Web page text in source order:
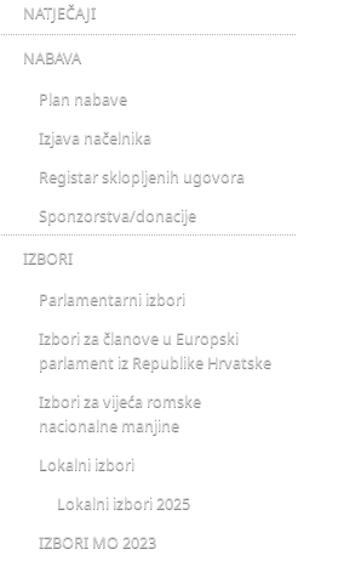
NATJEČAJI
NABAVA
Plan nabave
Izjava načelnika
Registar sklopljenih ugovora
Sponzorstva/donacije
IZBORI
Parlamentarni izbori
Izbori za članove u Europski
parlament iz Republike Hrvatske
Izbori za vijeća romske
nacionalne manjine
Lokalni izbori
Lokalni izbori 2025
IZBORI MO 2023